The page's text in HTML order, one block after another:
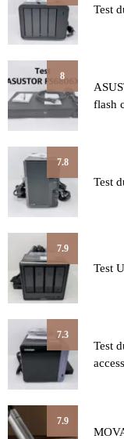
Test
8
flash
7.8
Test
7.9
Test
7.3
Test
7.9